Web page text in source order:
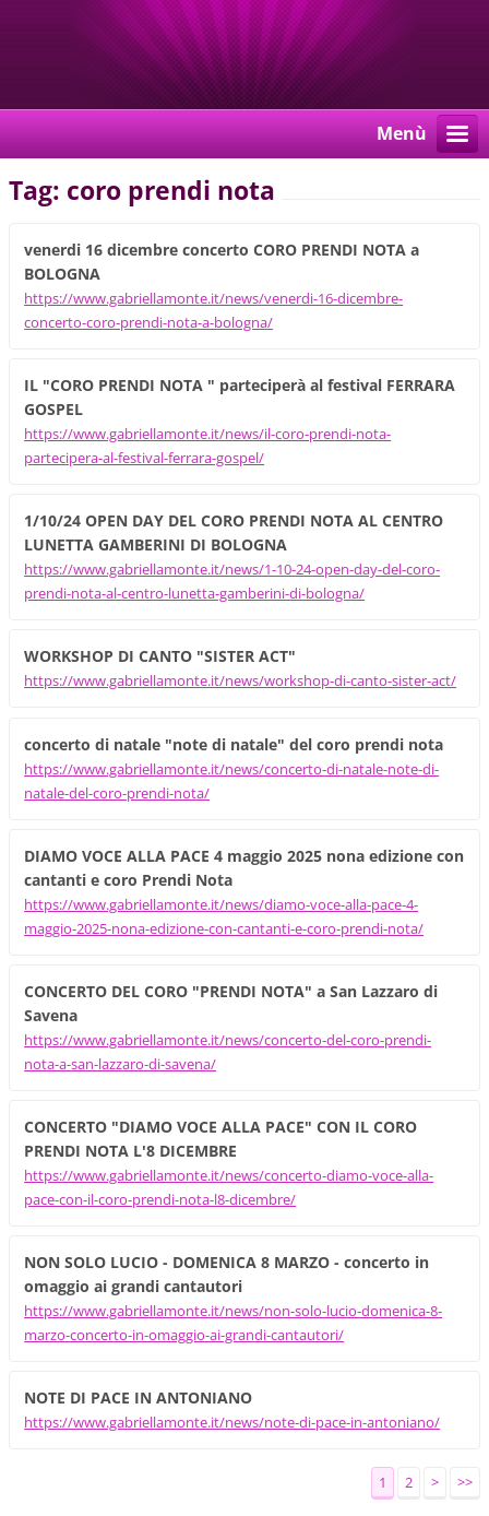
Menù
Tag: coro prendi nota
venerdi 16 dicembre concerto CORO PRENDI NOTA a
BOLOGNA
https://www.gabriellamonte.it/news/venerdi-16-dicembre-
concerto-coro-prendi-nota-a-bologna/
IL "CORO PRENDI NOTA " parteciperà al festival FERRARA
GOSPEL
https://www.gabriellamonte.it/news/il-coro-prendi-nota-
partecipera-al-festival-ferrara-gospel/
1/10/24 OPEN DAY DEL CORO PRENDI NOTA AL CENTRO
LUNETTA GAMBERINI DI BOLOGNA
https://www.gabriellamonte.it/news/1-10-24-open-day-del-coro-
prendi-nota-al-centro-lunetta-gamberini-di-bologna/
WORKSHOP DI CANTO "SISTER ACT"
https://www.gabriellamonte.it/news/workshop-di-canto-sister-act/
concerto di natale "note di natale" del coro prendi nota
https://www.gabriellamonte.it/news/concerto-di-natale-note-di-
natale-del-coro-prendi-nota/
DIAMO VOCE ALLA PACE 4 maggio 2025 nona edizione con
cantanti e coro Prendi Nota
https://www.gabriellamonte.it/news/diamo-voce-alla-pace-4-
maggio-2025-nona-edizione-con-cantanti-e-coro-prendi-nota/
CONCERTO DEL CORO "PRENDI NOTA" a San Lazzaro di
Savena
https://www.gabriellamonte.it/news/concerto-del-coro-prendi-
nota-a-san-lazzaro-di-savena/
CONCERTO "DIAMO VOCE ALLA PACE" CON IL CORO
PRENDI NOTA L'8 DICEMBRE
https://www.gabriellamonte.it/news/concerto-diamo-voce-alla-
pace-con-il-coro-prendi-nota-l8-dicembre/
NON SOLO LUCIO - DOMENICA 8 MARZO - concerto in
omaggio ai grandi cantautori
https://www.gabriellamonte.it/news/non-solo-lucio-domenica-8-
marzo-concerto-in-omaggio-ai-grandi-cantautori/
NOTE DI PACE IN ANTONIANO
https://www.gabriellamonte.it/news/note-di-pace-in-antoniano/
1 2 > >>